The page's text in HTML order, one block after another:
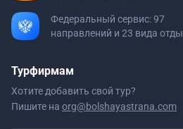
Федеральный сервис: 97
направлений и 23 вида
Турфирмам
Хотите добавить свой тур?
Пишите на org@bolshayastrana.com